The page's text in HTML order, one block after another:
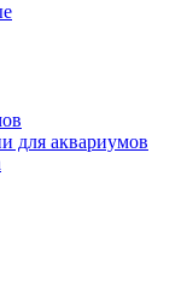
для аквариумов